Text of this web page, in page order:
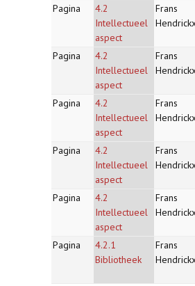
Pagina
4.2
Intellectueel
aspect
Frans
Pagina
4.2
Intellectueel
aspect
Frans
Pagina
4.2
Intellectueel
aspect
Frans
Pagina
4.2
Intellectueel
aspect
Frans
Pagina
4.2
Intellectueel
aspect
Frans
Pagina
4.2.1
Bibliotheek
Frans